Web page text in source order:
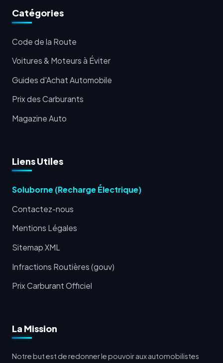
Catégories
Code de la Route
Voitures & Moteurs à Éviter
Guides d'Achat Automobile
Prix des Carburants
Magazine Auto
Liens Utiles
Soluborne (Recharge Électrique)
Contactez-nous
Mentions Légales
Sitemap XML
Infractions Routières (gouv)
Prix Carburant Officiel
La Mission
Notre but est de redonner le pouvoir aux automobilistes